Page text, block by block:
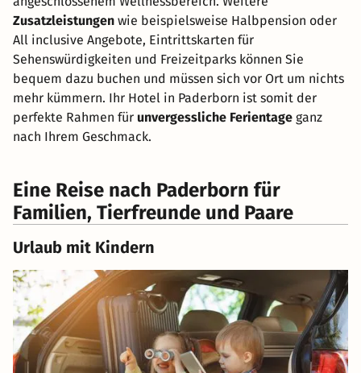
Zusatzleistungen wie beispielsweise Halbpension oder
All inclusive Angebote, Eintrittskarten für
Sehenswürdigkeiten und Freizeitparks können Sie
bequem dazu buchen und müssen sich vor Ort um nichts
mehr kümmern. Ihr Hotel in Paderborn ist somit der
perfekte Rahmen für unvergessliche Ferientage ganz
nach Ihrem Geschmack.
Eine Reise nach Paderborn für
Familien, Tierfreunde und Paare
Urlaub mit Kindern